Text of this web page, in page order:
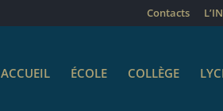
Contacts
ACCUEIL ÉCOLE COLLÈGE